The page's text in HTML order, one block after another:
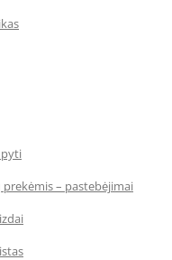
– pastebėjimai